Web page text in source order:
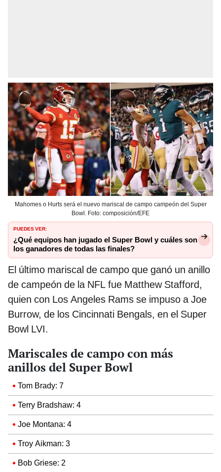
Mahomes o Hurts será el nuevo mariscal de campo campeón del Super
Bowl. Foto: composición/EFE
PUEDES VER:
¿Qué equipos han jugado el Super Bowl y cuáles son
los ganadores de todas las finales?
El último mariscal de campo que ganó un anillo
de campeón de la NFL fue Matthew Stafford,
quien con Los Angeles Rams se impuso a Joe
Burrow, de los Cincinnati Bengals, en el Super
Bowl LVI.
Mariscales de campo con más
anillos del Super Bowl
Tom Brady: 7
Terry Bradshaw: 4
Joe Montana: 4
Troy Aikman: 3
Bob Griese: 2